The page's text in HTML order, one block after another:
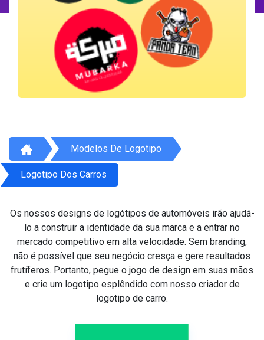
Modelos De Logotipo
Logotipo Dos Carros
Os nossos designs de logótipos de automóveis irão ajudá-
lo a construir a identidade da sua marca e a entrar no
mercado competitivo em alta velocidade. Sem branding,
não é possível que seu negócio cresça e gere resultados
frutíferos. Portanto, pegue o jogo de design em suas mãos
e crie um logotipo esplêndido com nosso criador de
logotipo de carro.